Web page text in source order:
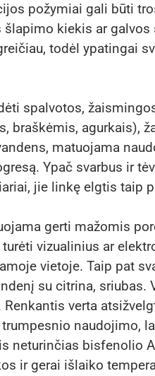
požymiai gali būti
kiekis ar
todėl ypatingai
spalvotos,
braškėmis, agurkais),
matuojama
Ypač svarbus ir
jie linkę elgtis taip
gerti mažomis
vizualinius ar
vietoje. Taip pat
su citrina, sriubas.
verta
naudojimo,
neturinčias bisfenolio
ir gerai išlaiko